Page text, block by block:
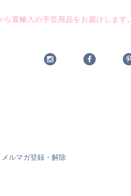
直輸入の手芸用品をお届けします。
メルマガ登録・解除